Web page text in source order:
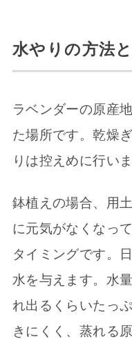
水やりの方法
ラベンダーの原産
た場所です。乾燥
りは控えめに行いま
鉢植えの場合、用
に元気がなくなっ
タイミングです。
水を与えます。水
れ出るくらいたっ
きにくく、蒸れる